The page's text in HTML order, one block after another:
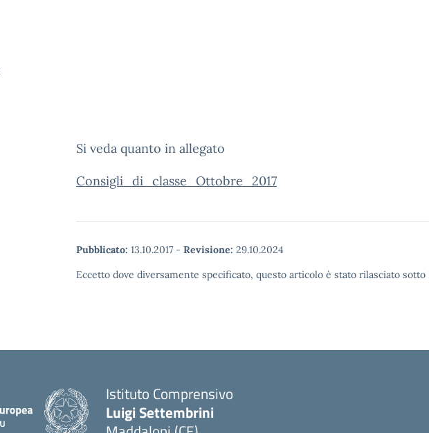
Si veda quanto in allegato
Consigli_di_classe_Ottobre_2017
Pubblicato: 13.10.2017 - Revisione: 29.10.2024
Eccetto dove diversamente specificato, questo articolo è stato rilasciato
Istituto Comprensivo
Luigi Settembrini